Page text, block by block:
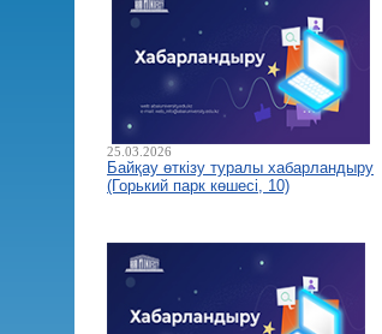
25.03.2026
Байқау өткізу туралы хабарландыру
(Горький парк көшесі, 10)